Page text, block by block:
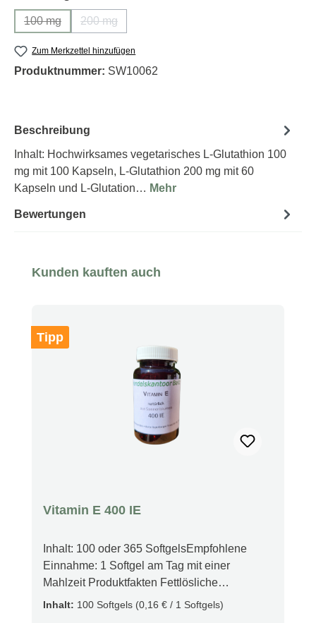
100 mg
(Diese Option ist zurzeit nicht verfügbar.)
200 mg
(Diese Option ist zurzeit nicht verfügbar.)
Zum Merkzettel hinzufügen
Produktnummer: SW10062
Beschreibung
Inhalt: Hochwirksames vegetarisches L-Glutathion 100
mg mit 100 Kapseln, L-Glutathion 200 mg mit 60
Kapseln und L-Glutation… Mehr
Bewertungen
Produktgalerie überspringen
Kunden kauften auch
Tipp
Vitamin E 400 IE
Inhalt: 100 oder 365 SoftgelsEmpfohlene
Einnahme: 1 Softgel am Tag mit einer
Mahlzeit Produktfakten Fettlösliche
Speicherung Internationale Einheiten
Inhalt: 100 Softgels (0,16 € / 1 Softgels)